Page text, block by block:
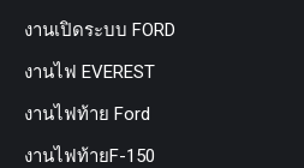
งานเปิดระบบ FORD
งานไฟ EVEREST
งานไฟท้าย Ford
งานไฟท้ายF-150